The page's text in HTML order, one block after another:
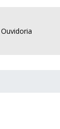
Ouvidoria